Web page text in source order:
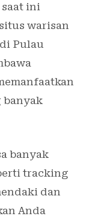
saat ini
warisan
Pulau
banyak
banyak
tracking
dan
Anda